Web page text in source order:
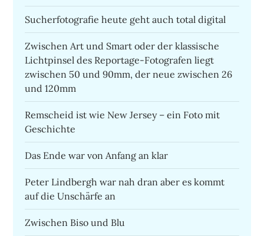
Sucherfotografie heute geht auch total digital
Zwischen Art und Smart oder der klassische
Lichtpinsel des Reportage-Fotografen liegt
zwischen 50 und 90mm, der neue zwischen 26
und 120mm
Remscheid ist wie New Jersey – ein Foto mit
Geschichte
Das Ende war von Anfang an klar
Peter Lindbergh war nah dran aber es kommt
auf die Unschärfe an
Zwischen Biso und Blu